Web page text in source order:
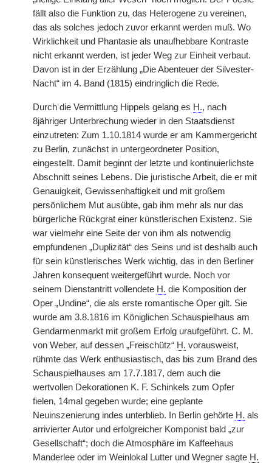
fällt also die Funktion zu, das Heterogene zu vereinen,
das als solches jedoch zuvor erkannt werden muß. Wo
Wirklichkeit und Phantasie als unaufhebbare Kontraste
nicht erkannt werden, ist jeder Weg zur Einheit verbaut.
Davon ist in der Erzählung „Die Abenteuer der Silvester-
Nacht“ im 4. Band (1815) eindringlich die Rede.
Durch die Vermittlung Hippels gelang es H., nach
8jähriger Unterbrechung wieder in den Staatsdienst
einzutreten: Zum 1.10.1814 wurde er am Kammergericht
zu Berlin, zunächst in untergeordneter Position,
eingestellt. Damit beginnt der letzte und kontinuierlichste
Abschnitt seines Lebens. Die juristische Arbeit, die er mit
Genauigkeit, Gewissenhaftigkeit und mit großem
persönlichem Mut ausübte, gab ihm mehr als nur das
bürgerliche Rückgrat einer künstlerischen Existenz. Sie
war vielmehr eine Seite der von ihm als notwendig
empfundenen „Duplizität“ des Seins und ist deshalb auch
für sein künstlerisches Werk wichtig, das in den Berliner
Jahren konsequent weitergeführt wurde. Noch vor
seinem Dienstantritt vollendete H. die Komposition der
Oper „Undine“, die als erste romantische Oper gilt. Sie
wurde am 3.8.1816 im Königlichen Schauspielhaus am
Gendarmenmarkt mit großem Erfolg uraufgeführt. C. M.
von Weber, auf dessen „Freischütz“ H. vorausweist,
rühmte das Werk enthusiastisch, das bis zum Brand des
Schauspielhauses am 17.7.1817, dem auch die
wertvollen Dekorationen K. F. Schinkels zum Opfer
fielen, 14mal gegeben wurde; eine geplante
Neuinszenierung indes unterblieb. In Berlin gehörte H. als
arrivierter Autor und erfolgreicher Komponist bald „zur
Gesellschaft“; doch die Atmosphäre im Kaffeehaus
Manderlee oder im Weinlokal Lutter und Wegner sagte H.